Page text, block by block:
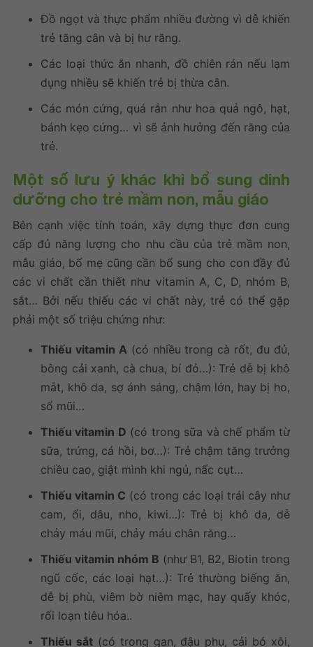
Đồ ngọt và thực phẩm nhiều đường vì dễ khiến
trẻ tăng cân và bị hư răng.
Các loại thức ăn nhanh, đồ chiên rán nếu lạm
dụng nhiều sẽ khiến trẻ bị thừa cân.
Các món cứng, quá rắn như hoa quả ngô, hạt,
bánh kẹo cứng… vì sẽ ảnh hưởng đến răng của
trẻ.
Một số lưu ý khác khi bổ sung dinh
dưỡng cho trẻ mầm non, mẫu giáo
Bên cạnh việc tính toán, xây dựng thực đơn cung
cấp đủ năng lượng cho nhu cầu của trẻ mầm non,
mẫu giáo, bố mẹ cũng cần bổ sung cho con đầy đủ
các vi chất cần thiết như vitamin A, C, D, nhóm B,
sắt… Bởi nếu thiếu các vi chất này, trẻ có thể gặp
phải một số triệu chứng như:
Thiếu vitamin A(có nhiều trong cà rốt, đu đủ,
bông cải xanh, cà chua, bí đỏ…): Trẻ dễ bị khô
mắt, khô da, sợ ánh sáng, chậm lớn, hay bị ho,
sổ mũi…
Thiếu vitamin D (có trong sữa và chế phẩm từ
sữa, trứng, cá hồi, bơ…): Trẻ chậm tăng trưởng
chiều cao, giật mình khi ngủ, nấc cụt…
Thiếu vitamin C (có trong các loại trái cây như
cam, ổi, dâu, nho, kiwi…): Trẻ bị khô da, dễ
chảy máu mũi, chảy máu chân răng…
Thiếu vitamin nhóm B (như B1, B2, Biotin trong
ngũ cốc, các loại hạt…): Trẻ thường biếng ăn,
dễ bị phù, viêm bờ niêm mạc, hay quấy khóc,
rối loạn tiêu hóa..
Thiếu sắt(có trong gan, đậu phụ, cải bó xôi,